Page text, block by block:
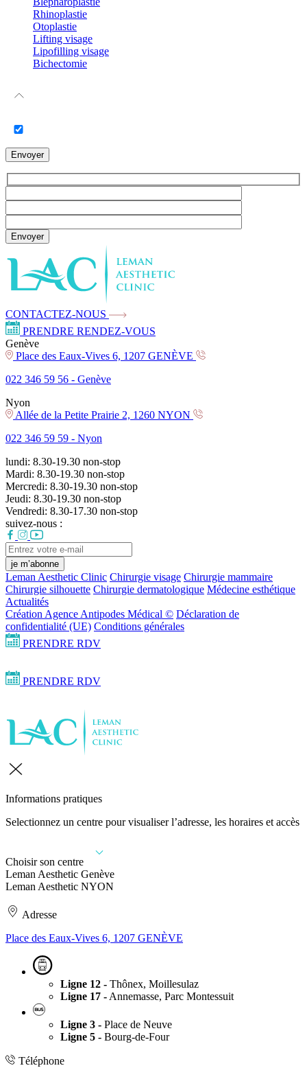
Rhinoplastie
Otoplastie
Lifting visage
Lipofilling visage
Bichectomie
Envoyer
Envoyer
CONTACTEZ-NOUS
PRENDRE RENDEZ-VOUS
Genève
Place des Eaux-Vives 6, 1207 GENÈVE
022 346 59 56 - Genève
Nyon
Allée de la Petite Prairie 2, 1260 NYON
022 346 59 59 - Nyon
lundi: 8.30-19.30 non-stop
Mardi: 8.30-19.30 non-stop
Mercredi: 8.30-19.30 non-stop
Jeudi: 8.30-19.30 non-stop
Vendredi: 8.30-17.30 non-stop
suivez-nous :
je m’abonne
Leman Aesthetic Clinic Chirurgie visage Chirurgie mammaire
Chirurgie silhouette Chirurgie dermatologique Médecine esthétique
Actualités
Création Agence Antipodes Médical © Déclaration de
confidentialité (UE) Conditions générales
PRENDRE RDV
PRENDRE RDV
Informations pratiques
Selectionnez un centre pour visualiser l’adresse, les horaires et accès
Choisir son centre
Leman Aesthetic Genève
Leman Aesthetic NYON
Adresse
Place des Eaux-Vives 6, 1207 GENÈVE
Ligne 12 - Thônex, Moillesulaz
Ligne 17 - Annemasse, Parc Montessuit
Ligne 3 - Place de Neuve
Ligne 5 - Bourg-de-Four
Téléphone